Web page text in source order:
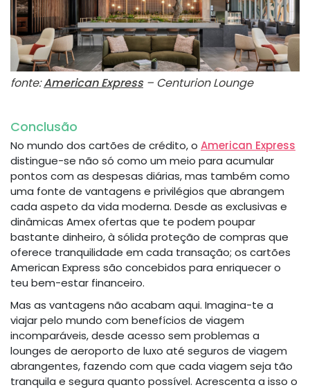
fonte:American Express– Centurion Lounge
Conclusão
No mundo dos cartões de crédito, o American Express
distingue-se não só como um meio para acumular
pontos com as despesas diárias, mas também como
uma fonte de vantagens e privilégios que abrangem
cada aspeto da vida moderna. Desde as exclusivas e
dinâmicas Amex ofertas que te podem poupar
bastante dinheiro, à sólida proteção de compras que
oferece tranquilidade em cada transação; os cartões
American Express são concebidos para enriquecer o
teu bem-estar financeiro.
Mas as vantagens não acabam aqui. Imagina-te a
viajar pelo mundo com benefícios de viagem
incomparáveis, desde acesso sem problemas a
lounges de aeroporto de luxo até seguros de viagem
abrangentes, fazendo com que cada viagem seja tão
tranquila e segura quanto possível. Acrescenta a isso o